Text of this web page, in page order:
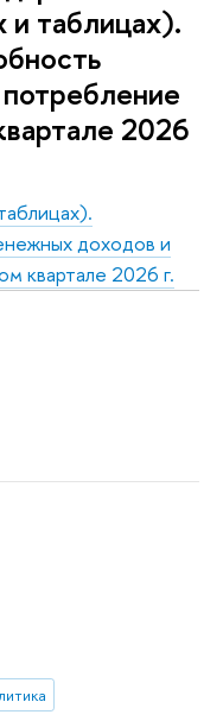
и таблицах).
2026
доходов и
квартале 2026 г.